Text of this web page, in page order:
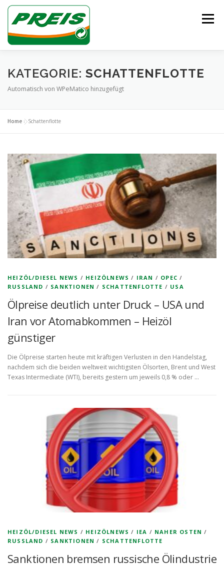
Zum
springen
Menü
ÜBER UNS HEIZÖL/DIESEL ENTSORGUNG
KATEGORIE: SCHATTENFLOTTE
Automatisch von WPeMatico hinzugefügt
Home »Schattenflotte
HEIZÖL/DIESEL NEWS / HEIZÖLNEWS / IRAN / OPEC /
RUSSLAND / SANKTIONEN / SCHATTENFLOTTE / USA
Ölpreise deutlich unter Druck – USA und
Iran vor Atomabkommen – Heizöl
günstiger
Die Ölpreise starten heute mit kräftigen Verlusten in den Handelstag,
nachdem sich die beiden weltweit wichtigsten Ölsorten, Brent und West
Texas Intermediate (WTI), bereits gestern um jeweils 0,8 % oder …
HEIZÖL/DIESEL NEWS / HEIZÖLNEWS / IEA / NAHER OSTEN /
RUSSLAND / SANKTIONEN / SCHATTENFLOTTE
Sanktionen bremsen russische Ölindustrie